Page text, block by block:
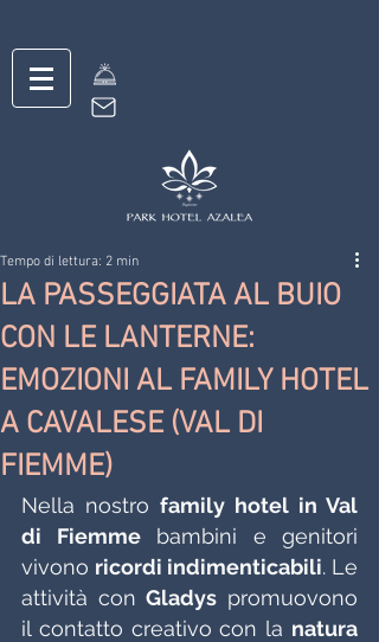
LA PASSEGGIATA AL BUIO
CON LE LANTERNE:
EMOZIONI AL FAMILY HOTEL
A CAVALESE (VAL DI
FIEMME)
Tempo di lettura: 2 min
Nella nostro family hotel in Val
di Fiemme bambini e genitori
vivono ricordi indimenticabili. Le
attività con Gladys promuovono
il contatto creativo con la